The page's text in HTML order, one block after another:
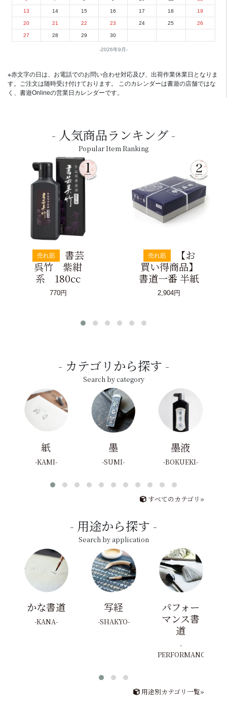
2026年9月
13 14 15 16 17 18 19
20 21 22 23 24 25 26
27 28 29 30
※赤文字の日は、お電話でのお問い合わせ対応及び、出荷作業休業日となりま
す。ご注文は随時受け付けております。 このカレンダーは書遊の店舗ではな
く、書遊Onlineの営業日カレンダーです。
人気商品ランキング
Popular Item Ranking
売れ筋
書芸
呉竹 紫紺
系 180cc
770円
売れ筋
【お
買い得商品】
書道一番 半紙
2,904円
カテゴリから探す
Search by category
紙
KAMI
墨
SUMI
墨液
BOKUEKI
すべてのカテゴリ»
用途から探す
Search by application
かな書道
KANA
写経
SHAKYO
パフォー
マンス書
道
PERFORMANCE
用途別カテゴリ一覧»